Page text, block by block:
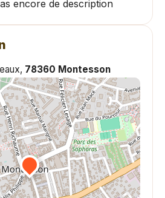
encore de description
78360 Montesson